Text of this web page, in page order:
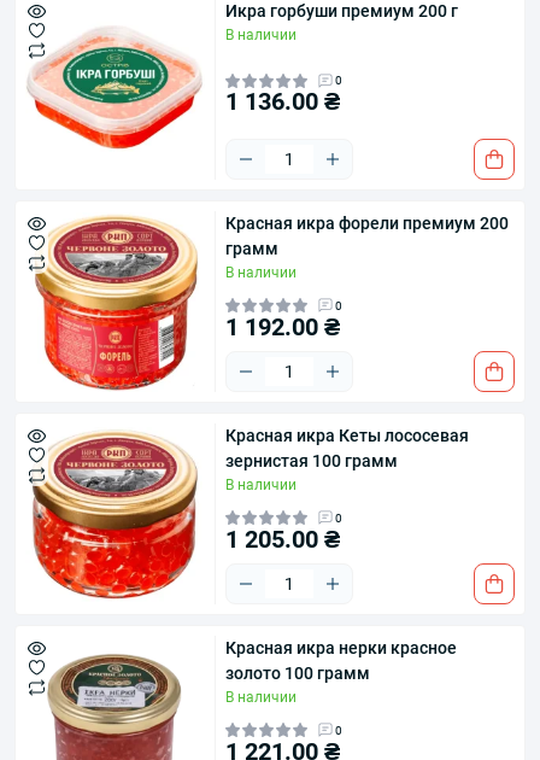
Икра горбуши премиум 200 г
В наличии
0
1 136.00 ₴
Красная икра форели премиум 200
грамм
В наличии
0
1 192.00 ₴
​Красная икра Кеты лососевая
зернистая 100 грамм
В наличии
0
1 205.00 ₴
Красная икра нерки красное
золото 100 грамм
В наличии
0
1 221.00 ₴